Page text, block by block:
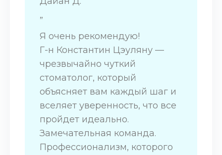
„
Я очень рекомендую!
Г-н Константин Цэуляну —
чрезвычайно чуткий
стоматолог, который
объясняет вам каждый шаг и
вселяет уверенность, что все
пройдет идеально.
Замечательная команда.
Профессионализм, которого